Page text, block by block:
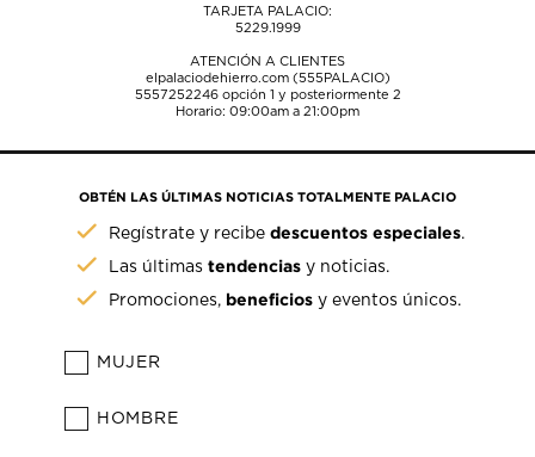
TARJETA PALACIO:
5229.1999
ATENCIÓN A CLIENTES
elpalaciodehierro.com (555PALACIO)
5557252246opción 1 y posteriormente 2
Horario: 09:00am a 21:00pm
OBTÉN LAS ÚLTIMAS NOTICIAS TOTALMENTE PALACIO
Regístrate y recibedescuentos especiales.
Las últimastendencias y noticias.
Promociones, beneficios y eventos únicos.
MUJER
HOMBRE